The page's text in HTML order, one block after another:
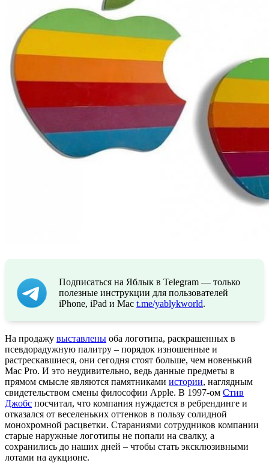
Подписаться на Яблык в Telegram — только
полезные инструкции для пользователей
iPhone, iPad и Mac t.me/yablykworld.
На продажу выставлены оба логотипа, раскрашенных в
псевдорадужную палитру – порядок изношенные и
растрескавшиеся, они сегодня стоят больше, чем новенький
Mac Pro. И это неудивительно, ведь данные предметы в
прямом смысле являются памятниками истории, наглядным
свидетельством смены философии Apple. В 1997-ом Стив
Джобс посчитал, что компания нуждается в ребрендинге и
отказался от веселеньких оттенков в пользу солидной
монохромной расцветки. Стараниями сотрудников компании
старые наружные логотипы не попали на свалку, а
сохранились до наших дней – чтобы стать эксклюзивными
лотами на аукционе.